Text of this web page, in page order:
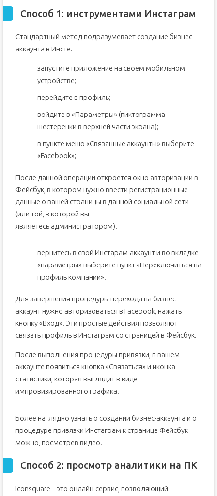
Способ 1: инструментами Инстаграм
Стандартный метод подразумевает создание бизнес-
аккаунта в Инсте.
запустите приложение на своем мобильном
устройстве;
перейдите в профиль;
войдите в «Параметры» (пиктограмма
шестеренки в верхней части экрана);
в пункте меню «Связанные аккаунты» выберите
«Facebook»;
После данной операции откроется окно авторизации в
Фейсбук, в котором нужно ввести регистрационные
данные о вашей страницы в данной социальной сети
(или той, в которой вы
являетесь администратором).
вернитесь в свой Инстарам-аккаунт и во вкладке
«параметры» выберите пункт «Переключиться на
профиль компании».
Для завершения процедуры перехода на бизнес-
аккаунт нужно авторизоваться в Facebook, нажать
кнопку «Вход». Эти простые действия позволяют
связать профиль в Инстаграм со страницей в Фейсбук.
После выполнения процедуры привязки, в вашем
аккаунте появиться кнопка «Связаться» и иконка
статистики, которая выглядит в виде
импровизированного графика.
Более наглядно узнать о создании бизнес-аккаунта и о
процедуре привязки Инстаграм к странице Фейсбук
можно, посмотрев видео.
Способ 2: просмотр аналитики на ПК
Iconsquare – это онлайн-сервис, позволяющий